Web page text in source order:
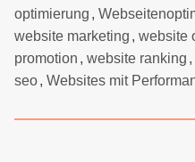
optimierung ,
website marketing , website
promotion , website ranking ,
seo, Websites mit